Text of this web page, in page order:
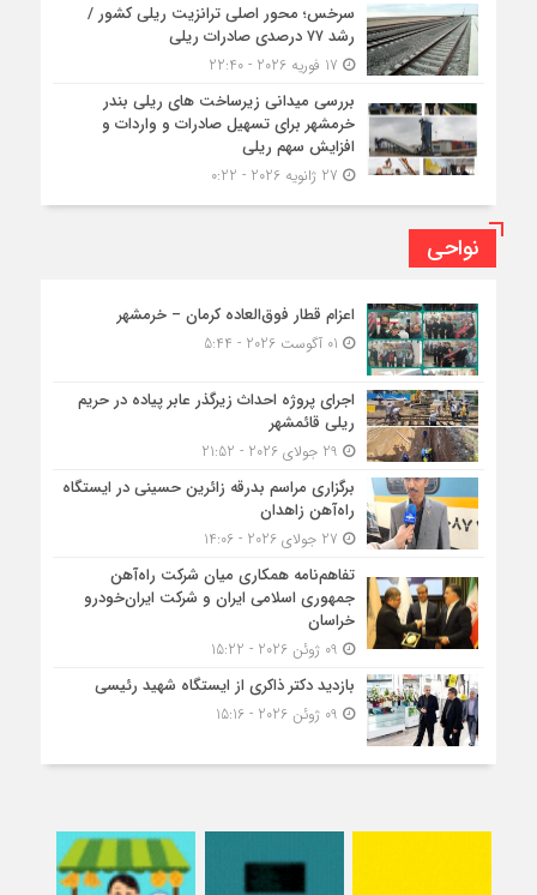
سرخس؛ محور اصلی ترانزیت ریلی کشور /
رشد ۷۷ درصدی صادرات ریلی
بررسی میدانی زیرساخت های ریلی بندر
خرمشهر برای تسهیل صادرات و واردات و
افزایش سهم ریلی
نواحی
اعزام قطار فوق‌العاده کرمان – خرمشهر
اجرای پروژه احداث زیرگذر عابر پیاده در حریم
ریلی قائمشهر
برگزاری مراسم بدرقه زائرین حسینی در ایستگاه
راه‌آهن زاهدان
تفاهم‌نامه همکاری میان شرکت راه‌آهن
جمهوری اسلامی ایران و شرکت ایران‌خودرو
خراسان
بازدید دکتر ذاکری از ایستگاه شهید رئیسی